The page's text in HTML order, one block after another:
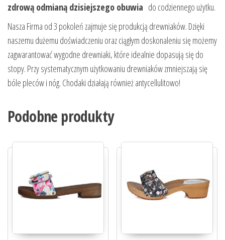
zdrową odmianą dzisiejszego obuwia do codziennego użytku.
Nasza Firma od 3 pokoleń zajmuje się produkcją drewniaków. Dzięki
naszemu dużemu doświadczeniu oraz ciągłym doskonaleniu się możemy
zagwarantować wygodne drewniaki, które idealnie dopasują się do
stopy. Przy systematycznym użytkowaniu drewniaków zmniejszają się
bóle pleców i nóg. Chodaki działają również antycellulitowo!
Podobne produkty